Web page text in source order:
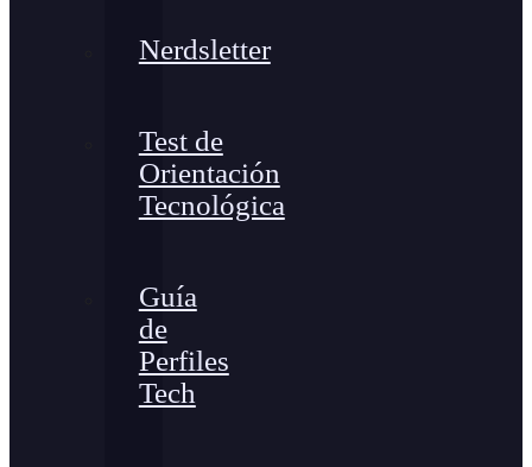
Nerdsletter
Test de
Orientación
Tecnológica
Guía
de
Perfiles
Tech